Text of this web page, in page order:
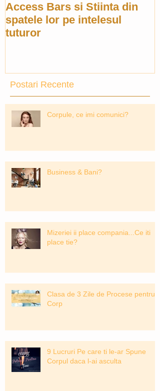
Access Bars si Stiinta din
spatele lor pe intelesul
tuturor
Postari Recente
Corpule, ce imi comunici?
Business & Bani?
Mizeriei ii place compania...Ce iti
place tie?
Clasa de 3 Zile de Procese pentru
Corp
9 Lucruri Pe care ti le-ar Spune
Corpul daca l-ai asculta